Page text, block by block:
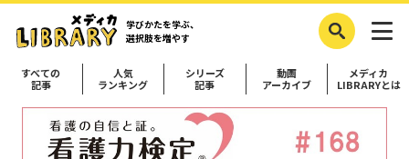
学びかたを学ぶ、
選択肢を増やす
すべての
記事
人気
ランキング
シリーズ
記事
動画
アーカイブ
メディカ
LIBRARYとは